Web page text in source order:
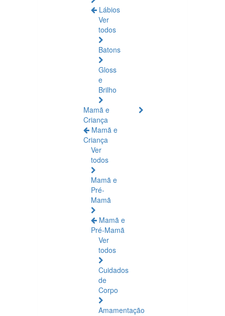
Lábios
Ver
todos
Batons
Gloss
e
Brilho
Mamã e
Criança
Mamã e
Criança
Ver
todos
Mamã e
Pré-
Mamã
Mamã e
Pré-Mamã
Ver
todos
Cuidados
de
Corpo
Amamentação